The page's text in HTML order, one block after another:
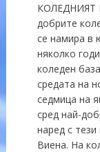
КОЛЕДНИЯТ
добрите
се намира в
няколко
коледен
средата на
седмица на
сред най-
наред с
Виена. На